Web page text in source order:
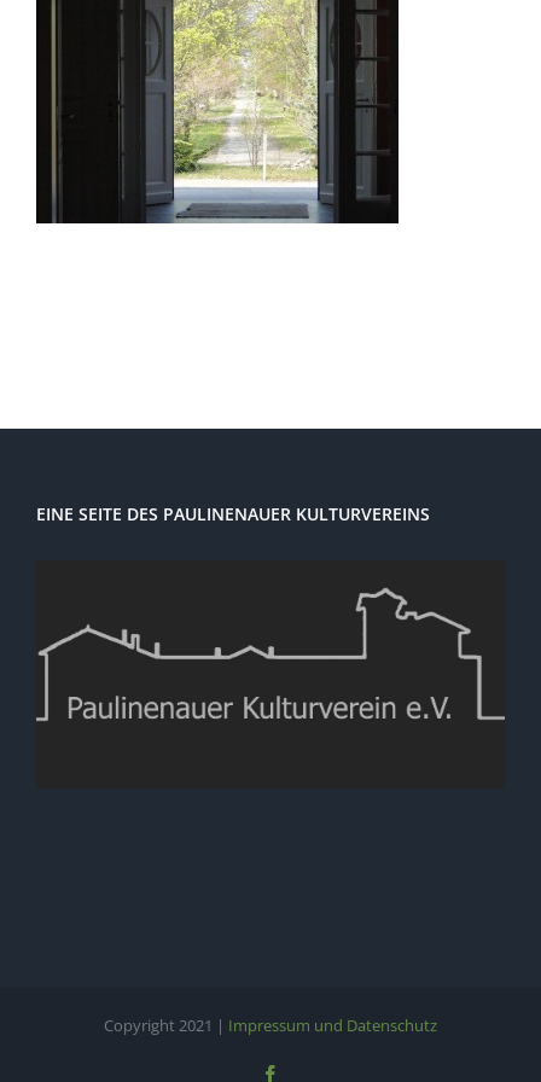
EINE SEITE DES PAULINENAUER KULTURVEREINS
Copyright 2021 | Impressum und Datenschutz